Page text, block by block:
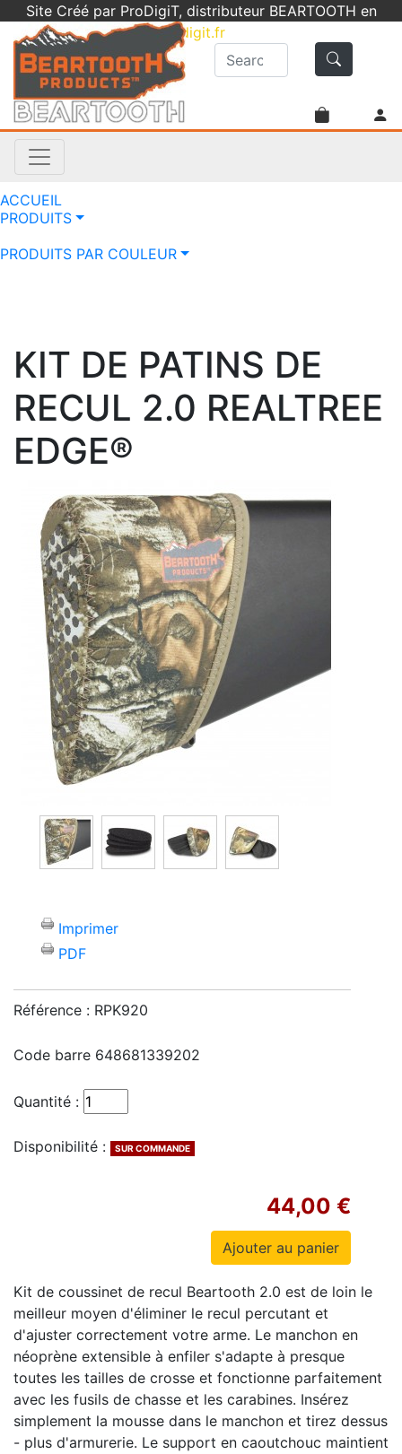
Site Créé par ProDigiT, distributeur BEARTOOTH en
France -info@prodigit.fr
ACCUEIL
PRODUITS
PRODUITS PAR COULEUR
KIT DE PATINS DE
RECUL 2.0 REALTREE
EDGE®
Imprimer
PDF
Référence : RPK920
Code barre 648681339202
Quantité :
Disponibilité : SUR COMMANDE
44,00 €
Kit de coussinet de recul Beartooth 2.0 est de loin le
meilleur moyen d'éliminer le recul percutant et
d'ajuster correctement votre arme. Le manchon en
néoprène extensible à enfiler s'adapte à presque
toutes les tailles de crosse et fonctionne parfaitement
avec les fusils de chasse et les carabines. Insérez
simplement la mousse dans le manchon et tirez dessus
- plus d'armurerie. Le support en caoutchouc maintient